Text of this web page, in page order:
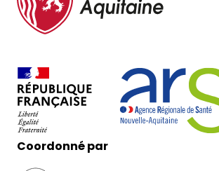
Coordonné par